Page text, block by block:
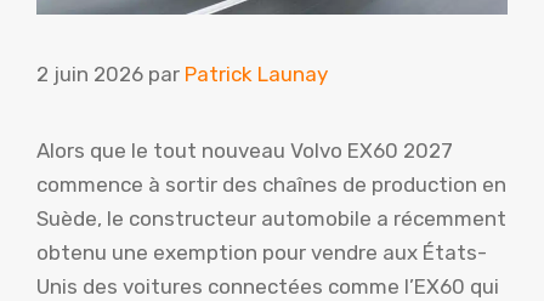
2 juin 2026 par Patrick Launay
Alors que le tout nouveau Volvo EX60 2027
commence à sortir des chaînes de production en
Suède, le constructeur automobile a récemment
obtenu une exemption pour vendre aux États-
Unis des voitures connectées comme l’EX60 qui